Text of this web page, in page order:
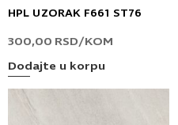
HPL UZORAK F661 ST76
300,00 RSD/KOM
Dodajte u korpu